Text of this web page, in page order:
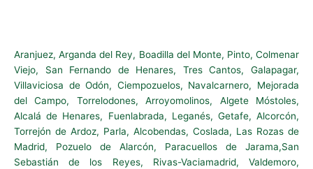
Aranjuez, Arganda del Rey, Boadilla del Monte, Pinto, Colmenar
Viejo, San Fernando de Henares, Tres Cantos, Galapagar,
Villaviciosa de Odón, Ciempozuelos, Navalcarnero, Mejorada
del Campo, Torrelodones, Arroyomolinos, Algete Móstoles,
Alcalá de Henares, Fuenlabrada, Leganés, Getafe, Alcorcón,
Torrejón de Ardoz, Parla, Alcobendas, Coslada, Las Rozas de
Madrid, Pozuelo de Alarcón, Paracuellos de Jarama,San
Sebastián de los Reyes, Rivas-Vaciamadrid, Valdemoro,